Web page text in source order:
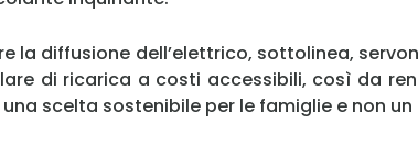
MY
la diffusione dell’elettrico, sottolinea,
di ricarica a costi accessibili, così da
scelta sostenibile per le famiglie e non